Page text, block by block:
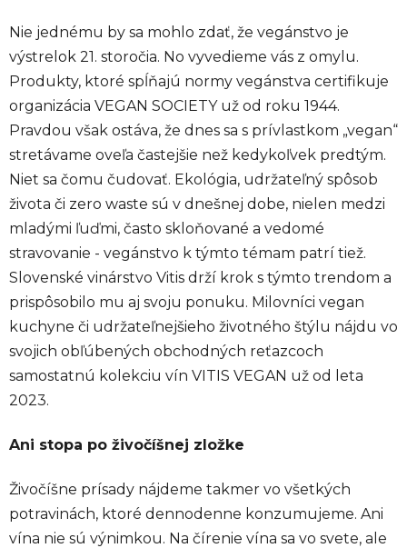
Nie jednému by sa mohlo zdať, že vegánstvo je
výstrelok 21. storočia. No vyvedieme vás z omylu.
Produkty, ktoré spĺňajú normy vegánstva certifikuje
organizácia VEGAN SOCIETY už od roku 1944.
Pravdou však ostáva, že dnes sa s prívlastkom „vegan“
stretávame oveľa častejšie než kedykoľvek predtým.
Niet sa čomu čudovať. Ekológia, udržateľný spôsob
života či zero waste sú v dnešnej dobe, nielen medzi
mladými ľuďmi, často skloňované a vedomé
stravovanie - vegánstvo k týmto témam patrí tiež.
Slovenské vinárstvo Vitis drží krok s týmto trendom a
prispôsobilo mu aj svoju ponuku. Milovníci vegan
kuchyne či udržateľnejšieho životného štýlu nájdu vo
svojich obľúbených obchodných reťazcoch
samostatnú kolekciu vín VITIS VEGAN už od leta
2023.
Ani stopa po živočíšnej zložke
Živočíšne prísady nájdeme takmer vo všetkých
potravinách, ktoré dennodenne konzumujeme. Ani
vína nie sú výnimkou. Na čírenie vína sa vo svete, ale